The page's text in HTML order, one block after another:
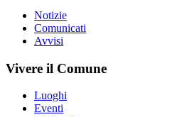
Notizie
Comunicati
Avvisi
Vivere il Comune
Luoghi
Eventi